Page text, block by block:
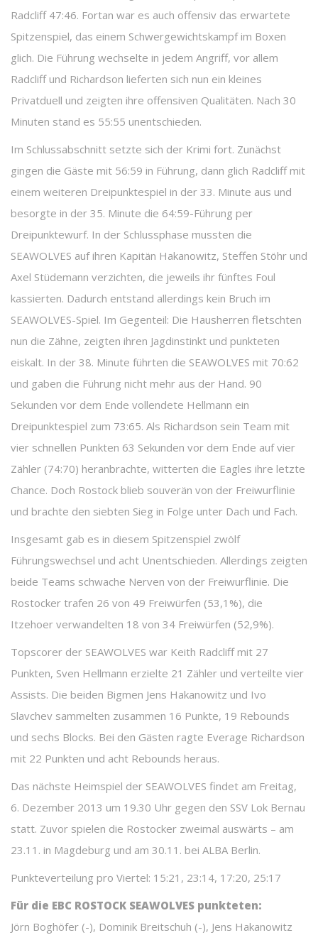
Radcliff 47:46. Fortan war es auch offensiv das erwartete
Spitzenspiel, das einem Schwergewichtskampf im Boxen
glich. Die Führung wechselte in jedem Angriff, vor allem
Radcliff und Richardson lieferten sich nun ein kleines
Privatduell und zeigten ihre offensiven Qualitäten. Nach 30
Minuten stand es 55:55 unentschieden.
Im Schlussabschnitt setzte sich der Krimi fort. Zunächst
gingen die Gäste mit 56:59 in Führung, dann glich Radcliff mit
einem weiteren Dreipunktespiel in der 33. Minute aus und
besorgte in der 35. Minute die 64:59-Führung per
Dreipunktewurf. In der Schlussphase mussten die
SEAWOLVES auf ihren Kapitän Hakanowitz, Steffen Stöhr und
Axel Stüdemann verzichten, die jeweils ihr fünftes Foul
kassierten. Dadurch entstand allerdings kein Bruch im
SEAWOLVES-Spiel. Im Gegenteil: Die Hausherren fletschten
nun die Zähne, zeigten ihren Jagdinstinkt und punkteten
eiskalt. In der 38. Minute führten die SEAWOLVES mit 70:62
und gaben die Führung nicht mehr aus der Hand. 90
Sekunden vor dem Ende vollendete Hellmann ein
Dreipunktespiel zum 73:65. Als Richardson sein Team mit
vier schnellen Punkten 63 Sekunden vor dem Ende auf vier
Zähler (74:70) heranbrachte, witterten die Eagles ihre letzte
Chance. Doch Rostock blieb souverän von der Freiwurflinie
und brachte den siebten Sieg in Folge unter Dach und Fach.
Insgesamt gab es in diesem Spitzenspiel zwölf
Führungswechsel und acht Unentschieden. Allerdings zeigten
beide Teams schwache Nerven von der Freiwurflinie. Die
Rostocker trafen 26 von 49 Freiwürfen (53,1%), die
Itzehoer verwandelten 18 von 34 Freiwürfen (52,9%).
Topscorer der SEAWOLVES war Keith Radcliff mit 27
Punkten, Sven Hellmann erzielte 21 Zähler und verteilte vier
Assists. Die beiden Bigmen Jens Hakanowitz und Ivo
Slavchev sammelten zusammen 16 Punkte, 19 Rebounds
und sechs Blocks. Bei den Gästen ragte Everage Richardson
mit 22 Punkten und acht Rebounds heraus.
Das nächste Heimspiel der SEAWOLVES findet am Freitag,
6. Dezember 2013 um 19.30 Uhr gegen den SSV Lok Bernau
statt. Zuvor spielen die Rostocker zweimal auswärts – am
23.11. in Magdeburg und am 30.11. bei ALBA Berlin.
Punkteverteilung pro Viertel: 15:21, 23:14, 17:20, 25:17
Für die EBC ROSTOCK SEAWOLVES punkteten:
Jörn Boghöfer (-), Dominik Breitschuh (-), Jens Hakanowitz